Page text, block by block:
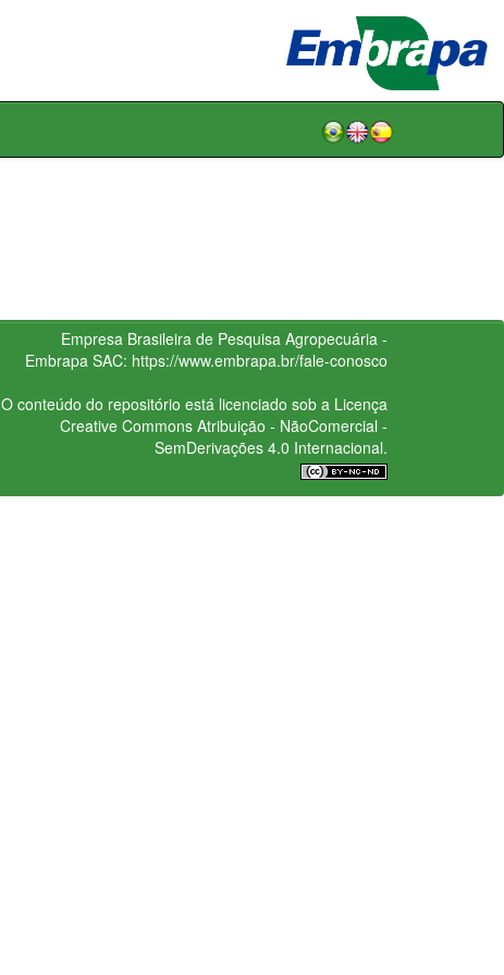
Empresa Brasileira de Pesquisa Agropecuária -
Embrapa SAC: https://www.embrapa.br/fale-conosco
O conteúdo do repositório está licenciado sob a Licença
Creative CommonsAtribuição - NãoComercial -
SemDerivações 4.0 Internacional.